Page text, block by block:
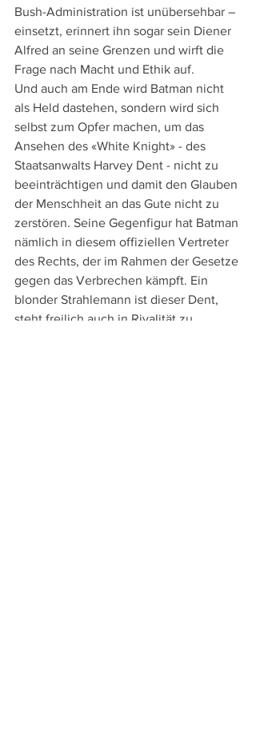
Bush-Administration ist unübersehbar –
einsetzt, erinnert ihn sogar sein Diener
Alfred an seine Grenzen und wirft die
Frage nach Macht und Ethik auf.
Und auch am Ende wird Batman nicht
als Held dastehen, sondern wird sich
selbst zum Opfer machen, um das
Ansehen des «White Knight» - des
Staatsanwalts Harvey Dent - nicht zu
beeinträchtigen und damit den Glauben
der Menschheit an das Gute nicht zu
zerstören. Seine Gegenfigur hat Batman
nämlich in diesem offiziellen Vertreter
des Rechts, der im Rahmen der Gesetze
gegen das Verbrechen kämpft. Ein
blonder Strahlemann ist dieser Dent,
steht freilich auch in Rivalität zu